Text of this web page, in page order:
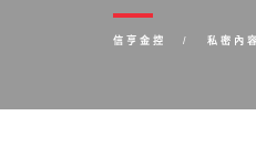
信亨金控 私密內